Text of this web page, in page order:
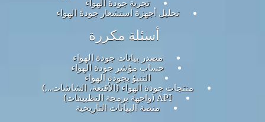
تحليل أجهزة استشعار جودة الهواء
أسئلة مكررة
مصدر بيانات جودة الهواء
حساب مؤشر جودة الهواء
التنبؤ بجودة الهواء
منتجات جودة الهواء (الأقنعة، الشاشات...)
API (واجهة برمجة التطبيقات)
منصة البيانات التاريخية